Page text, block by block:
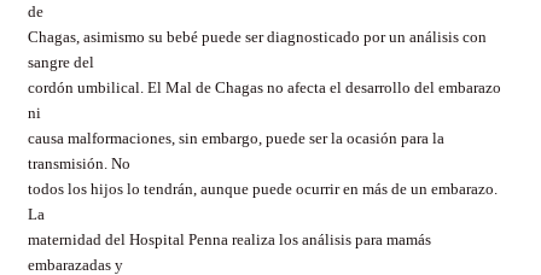
de
Chagas, asimismo su bebé puede ser diagnosticado por un análisis con
sangre del
cordón umbilical. El Mal de Chagas no afecta el desarrollo del embarazo
ni
causa malformaciones, sin embargo, puede ser la ocasión para la
transmisión. No
todos los hijos lo tendrán, aunque puede ocurrir en más de un embarazo.
La
maternidad del Hospital Penna realiza los análisis para mamás
embarazadas y